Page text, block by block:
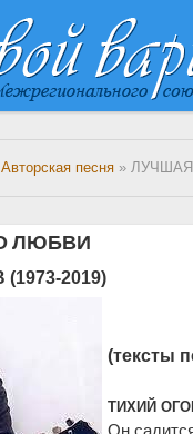
Авторская песня »
ЛЮБВИ
(1973-2019)
(тексты
ТИХИЙ